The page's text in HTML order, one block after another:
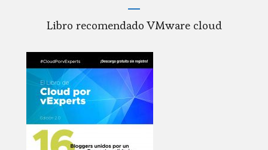
Libro recomendado VMware cloud